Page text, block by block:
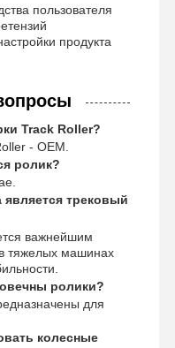
пользователя
продукта
Track Roller?
- OEM.
ролик?
является трековый
важнейшим
тяжелых машинах
ролики?
для
колесные